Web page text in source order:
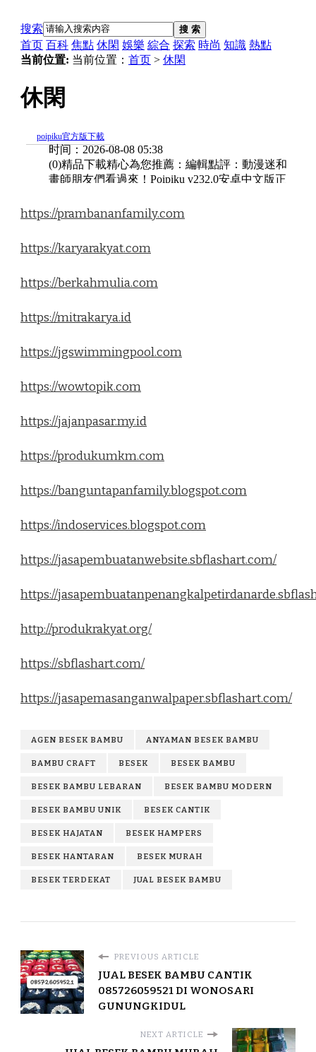
https://prambananfamily.com
https://karyarakyat.com
https://berkahmulia.com
https://mitrakarya.id
https://jgswimmingpool.com
https://wowtopik.com
https://jajanpasar.my.id
https://produkumkm.com
https://banguntapanfamily.blogspot.com
https://indoservices.blogspot.com
https://jasapembuatanwebsite.sbflashart.com/
https://
http://produkrakyat.org/
https://sbflashart.com/
https://jasapemasanganwalpaper.sbflashart.com/
AGEN BESEK BAMBU ANYAMAN BESEK BAMBU
BAMBU CRAFT BESEK BESEK BAMBU
BESEK BAMBU LEBARAN BESEK BAMBU MODERN
BESEK BAMBU UNIK BESEK CANTIK
BESEK HAJATAN BESEK HAMPERS
BESEK HANTARAN BESEK MURAH
BESEK TERDEKAT JUAL BESEK BAMBU
PREVIOUS ARTICLE
JUAL BESEK BAMBU CANTIK
085726059521 DI WONOSARI
GUNUNGKIDUL
NEXT ARTICLE